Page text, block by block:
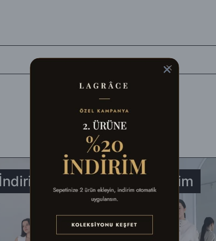
Kargo'ya teslim edilerek en kısa sürede tarafınıza ulaştırılır.
malzemeleri ile birlikte eksiksiz olarak, fiziksel açıdan hasar
şekli ile) iade edebilirsiniz.
faturasıyla birlikte aşağıdaki adrese gönderebilirsiniz. Farklı
gerçekleştirebilirsiniz.
vb.) iade ediliyorsa, İade bedelinden kargo ücretleri düşülerek
satılabilirlik özelliğini kaybetmiş, Faturası (varsa)
%23 İndirim